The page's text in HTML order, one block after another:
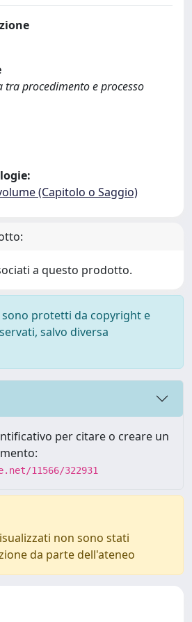
tra procedimento e processo
(Capitolo o Saggio)
a questo prodotto.
sono protetti da copyright e
salvo diversa
per citare o creare un
11566/322931
non sono stati
da parte dell'ateneo